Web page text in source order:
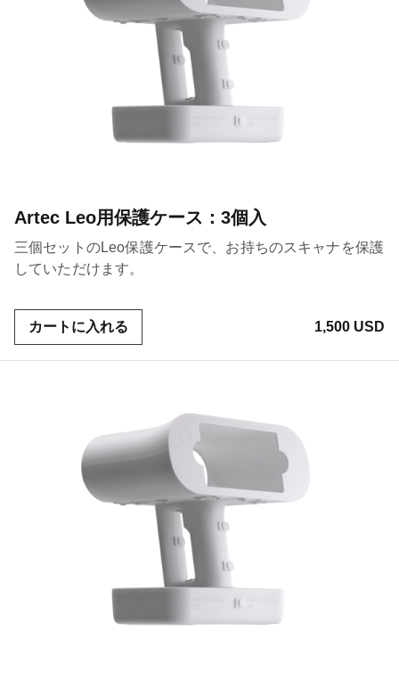
Artec Leo用保護ケース：3個入
三個セットのLeo保護ケースで、お持ちのスキャナを保護
していただけます。
カートに入れる 1,500 USD